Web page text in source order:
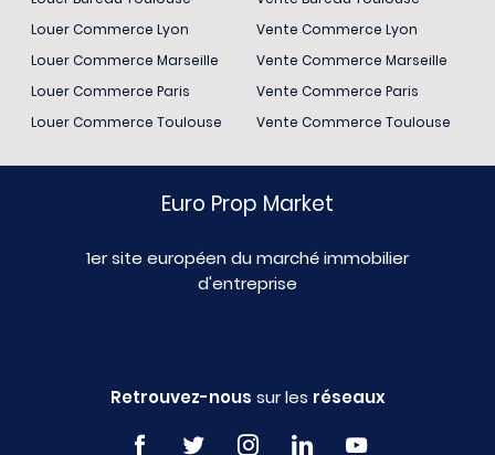
Louer Commerce Lyon
Louer Commerce Marseille
Louer Commerce Paris
Louer Commerce Toulouse
Vente Commerce Lyon
Vente Commerce Marseille
Vente Commerce Paris
Vente Commerce Toulouse
Euro Prop Market
1er site européen du marché immobilier
d'entreprise
Retrouvez-nous sur les réseaux